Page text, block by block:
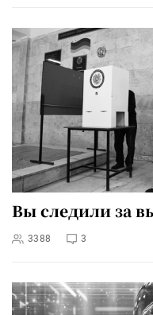
Вы следили за
3388 3